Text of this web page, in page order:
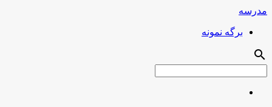
مدرسه
برگه نمونه
search